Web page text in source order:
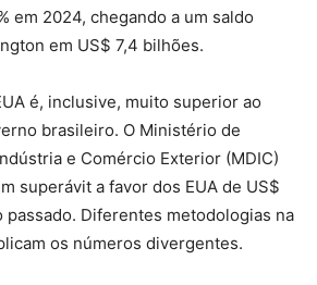
em 2024, chegando a um saldo
em US$ 7,4 bilhões.
é, inclusive, muito superior ao
brasileiro. O Ministério de
e Comércio Exterior (MDIC)
superávit a favor dos EUA de US$
passado. Diferentes metodologias na
os números divergentes.